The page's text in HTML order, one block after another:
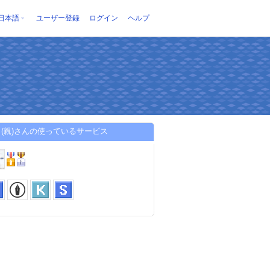
本語 ユーザー登録 ログイン ヘルプ
親)さんの使っているサービス